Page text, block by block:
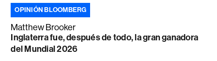
OPINIÓN BLOOMBERG
Matthew Brooker
Inglaterra fue, después de todo, la gran ganadora
del Mundial 2026